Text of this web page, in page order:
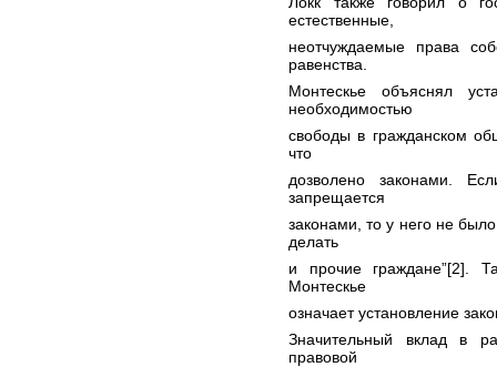
естественные,
неотчуждаемые права
равенства.
Монтескье объяснял
необходимостью
свободы в гражданском
что
дозволено законами.
запрещается
законами, то у него не
делать
и прочие граждане”[2].
Монтескье
означает установление
Значительный вклад в
правовой